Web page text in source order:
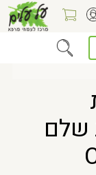
> צפורני חתול תרבותית (קלנדולה) עלי כותרת שלם Calendula
שלם